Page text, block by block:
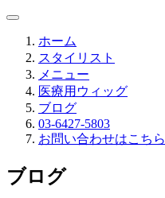
ホーム
スタイリスト
メニュー
医療用ウィッグ
ブログ
03-6427-5803
お問い合わせはこちら
ブログ